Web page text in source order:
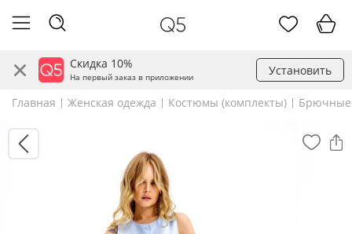
Скидка 10%
На первый заказ в приложении Установить
Главная Женская одежда Костюмы (комплекты)